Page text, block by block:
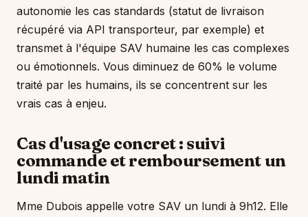
autonomie les cas standards (statut de livraison
récupéré via API transporteur, par exemple) et
transmet à l'équipe SAV humaine les cas complexes
ou émotionnels. Vous diminuez de 60% le volume
traité par les humains, ils se concentrent sur les
vrais cas à enjeu.
Cas d'usage concret : suivi
commande et remboursement un
lundi matin
Mme Dubois appelle votre SAV un lundi à 9h12. Elle